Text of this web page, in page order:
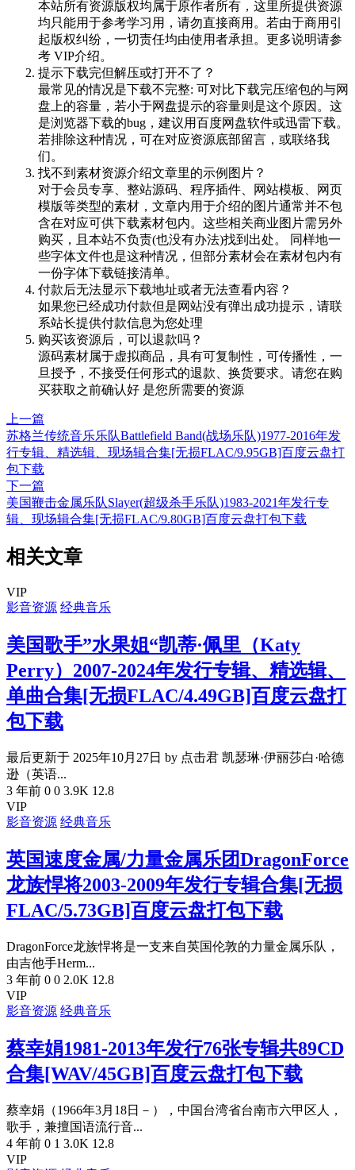
本站所有资源版权均属于原作者所有，这里所提供资源
均只能用于参考学习用，请勿直接商用。若由于商用引
起版权纠纷，一切责任均由使用者承担。更多说明请参
考 VIP介绍。
提示下载完但解压或打开不了？
最常见的情况是下载不完整: 可对比下载完压缩包的与网
盘上的容量，若小于网盘提示的容量则是这个原因。这
是浏览器下载的bug，建议用百度网盘软件或迅雷下载。
若排除这种情况，可在对应资源底部留言，或联络我
们。
找不到素材资源介绍文章里的示例图片？
对于会员专享、整站源码、程序插件、网站模板、网页
模版等类型的素材，文章内用于介绍的图片通常并不包
含在对应可供下载素材包内。这些相关商业图片需另外
购买，且本站不负责(也没有办法)找到出处。 同样地一
些字体文件也是这种情况，但部分素材会在素材包内有
一份字体下载链接清单。
付款后无法显示下载地址或者无法查看内容？
如果您已经成功付款但是网站没有弹出成功提示，请联
系站长提供付款信息为您处理
购买该资源后，可以退款吗？
源码素材属于虚拟商品，具有可复制性，可传播性，一
旦授予，不接受任何形式的退款、换货要求。请您在购
买获取之前确认好 是您所需要的资源
上一篇
苏格兰传统音乐乐队Battlefield Band(战场乐队)1977-2016年发
行专辑、精选辑、现场辑合集[无损FLAC/9.95GB]百度云盘打
包下载
下一篇
美国鞭击金属乐队Slayer(超级杀手乐队)1983-2021年发行专
辑、现场辑合集[无损FLAC/9.80GB]百度云盘打包下载
相关文章
VIP
影音资源 经典音乐
美国歌手”水果姐“凯蒂·佩里（Katy
Perry）2007-2024年发行专辑、精选辑、
单曲合集[无损FLAC/4.49GB]百度云盘打
包下载
最后更新于 2025年10月27日 by 点击君 凯瑟琳·伊丽莎白·哈德
逊（英语...
3 年前 0 0 3.9K 12.8
VIP
影音资源 经典音乐
英国速度金属/力量金属乐团DragonForce
龙族悍将2003-2009年发行专辑合集[无损
FLAC/5.73GB]百度云盘打包下载
DragonForce龙族悍将是一支来自英国伦敦的力量金属乐队，
由吉他手Herm...
3 年前 0 0 2.0K 12.8
VIP
影音资源 经典音乐
蔡幸娟1981-2013年发行76张专辑共89CD
合集[WAV/45GB]百度云盘打包下载
蔡幸娟（1966年3月18日－），中国台湾省台南市六甲区人，
歌手，兼擅国语流行音...
4 年前 0 1 3.0K 12.8
VIP